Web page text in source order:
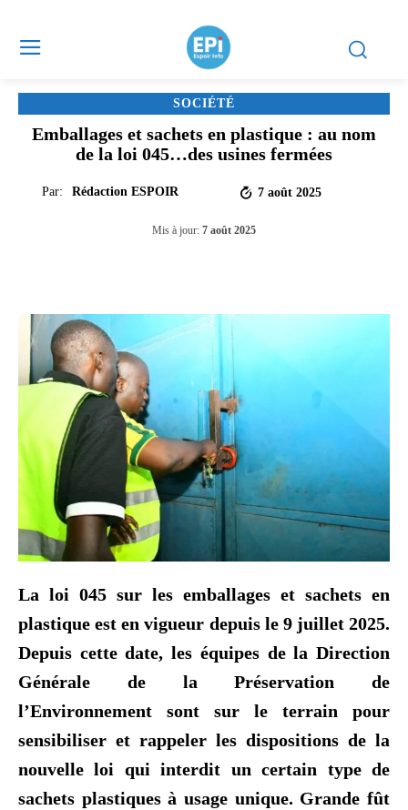
SOCIÉTÉ
Emballages et sachets en plastique : au nom
de la loi 045…des usines fermées
Par: Rédaction ESPOIR 7 août 2025
Mis à jour: 7 août 2025
La loi 045 sur les emballages et sachets en
plastique est en vigueur depuis le 9 juillet 2025.
Depuis cette date, les équipes de la Direction
Générale de la Préservation de
l’Environnement sont sur le terrain pour
sensibiliser et rappeler les dispositions de la
nouvelle loi qui interdit un certain type de
sachets plastiques à usage unique. Grande fût